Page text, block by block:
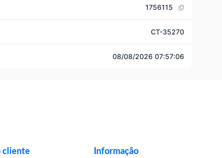
1756115
CT-35270
08/08/2026 07:57:06
cliente Informação